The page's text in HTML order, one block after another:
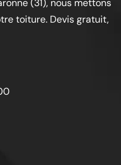
(31), nous mettons
toiture. Devis gratuit,